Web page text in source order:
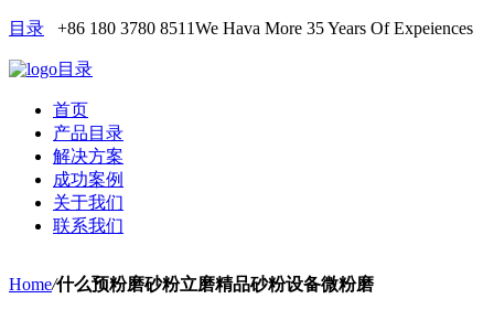
目录 +86 180 3780 8511We Hava More 35 Years Of Expeiences
目录
首页
产品目录
解决方案
成功案例
关于我们
联系我们
Home/什么预粉磨砂粉立磨精品砂粉设备微粉磨